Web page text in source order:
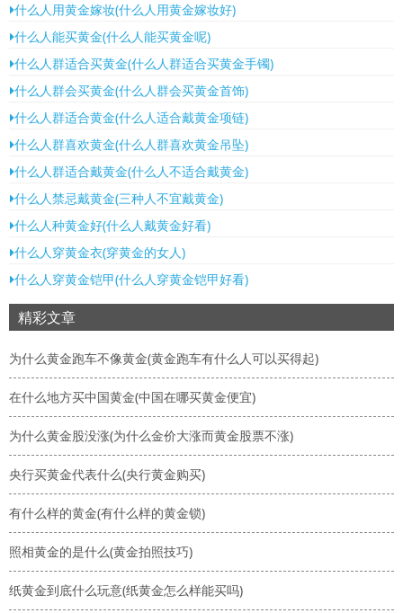
什么人用黄金嫁妆(什么人用黄金嫁妆好)
什么人能买黄金(什么人能买黄金呢)
什么人群适合买黄金(什么人群适合买黄金手镯)
什么人群会买黄金(什么人群会买黄金首饰)
什么人群适合黄金(什么人适合戴黄金项链)
什么人群喜欢黄金(什么人群喜欢黄金吊坠)
什么人群适合戴黄金(什么人不适合戴黄金)
什么人禁忌戴黄金(三种人不宜戴黄金)
什么人种黄金好(什么人戴黄金好看)
什么人穿黄金衣(穿黄金的女人)
什么人穿黄金铠甲(什么人穿黄金铠甲好看)
精彩文章
为什么黄金跑车不像黄金(黄金跑车有什么人可以买得起)
在什么地方买中国黄金(中国在哪买黄金便宜)
为什么黄金股没涨(为什么金价大涨而黄金股票不涨)
央行买黄金代表什么(央行黄金购买)
有什么样的黄金(有什么样的黄金锁)
照相黄金的是什么(黄金拍照技巧)
纸黄金到底什么玩意(纸黄金怎么样能买吗)